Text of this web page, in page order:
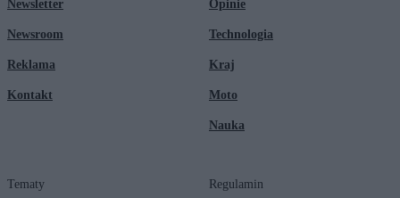
Newsletter
Newsroom
Reklama
Kontakt
Opinie
Technologia
Kraj
Moto
Nauka
Tematy Regulamin